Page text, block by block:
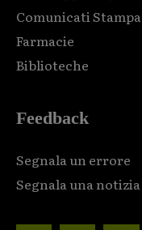
Comunicati Stampa
Farmacie
Biblioteche
Feedback
Segnala un errore
Segnala una notizia